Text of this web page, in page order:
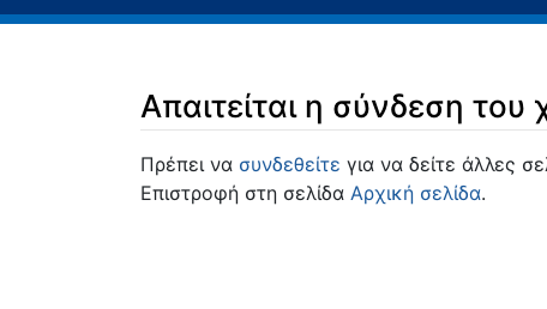
Απαιτείται η σύνδεση του
Μετάβαση σε:πλοήγηση,αναζήτηση
Πρέπει να συνδεθείτε για να δείτε άλλες
Επιστροφή στη σελίδα Αρχική σελίδα.